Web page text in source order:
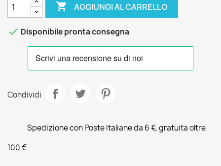
 AGGIUNGI AL CARRELLO
 Disponibile pronta consegna
Condividi
Spedizione con Poste Italiane da 6 €, gratuita oltre
100 €